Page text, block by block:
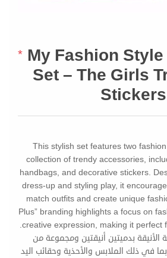
My Fashion
Set – The Girls
Stickers
This stylish set features two
collection of trendy accessories,
handbags, and decorative stickers.
dress-up and styling play, it
match outfits and create unique
Plus” branding highlights a focus on
creative expression, making it perfect for young fashionistas.
بدميتين أنيقتين ومجموعة من
في ذلك الملابس والأحذية وحقائب اليد
*